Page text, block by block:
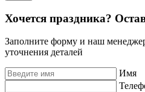
Хочется праздника?
Заполните форму и наш
уточнения деталей
Имя